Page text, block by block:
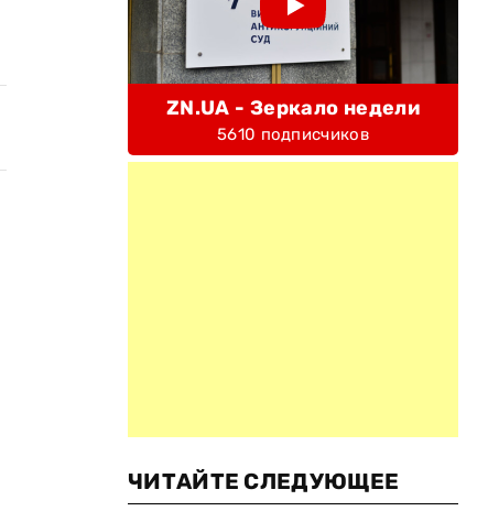
ZN.UA - Зеркало недели
5610 подписчиков
ЧИТАЙТЕ СЛЕДУЮЩЕЕ